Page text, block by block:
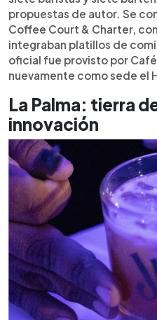
propuestas de autor. Se
Coffee Court & Charter,
integraban platillos de
oficial fue provisto por
nuevamente como sede el
La Palma: tierra
innovación